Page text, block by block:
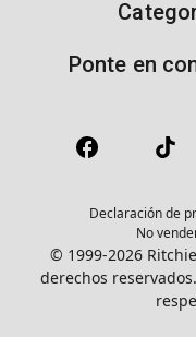
Ponte en
Declaración de
No
© 1999-2026
derechos